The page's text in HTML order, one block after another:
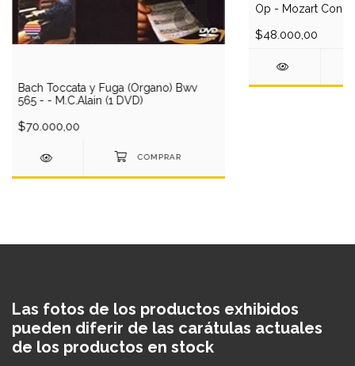
Bach Toccata y Fuga (Organo) Bwv
565 - - M.C.Alain (1 DVD)
$70.000,00
Op - Mozart
CD)
$48.000,00
Las fotos de los productos exhibidos
pueden diferir de las carátulas actuales
de los productos en stock